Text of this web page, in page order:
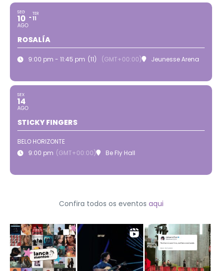
SEG
10
AGO
TER
11
ROSALÍA
9:00 pm - 11:45 pm (11) (GMT+00:00) Jeunesse Arena
SEX
14
AGO
STICKY FINGERS
BELO HORIZONTE
9:00 pm (GMT+00:00) Be Fly Hall
Confira todos os eventos aqui